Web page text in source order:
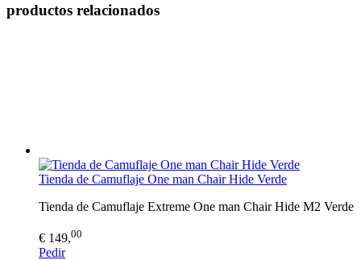
productos relacionados
Tienda de Camuflaje One man Chair Hide Verde
Tienda de Camuflaje Extreme One man Chair Hide M2 Verde
€ 149,00
Pedir